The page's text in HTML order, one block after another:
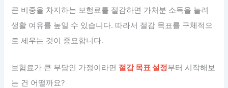
큰 비중을 차지하는 보험료를 절감하면 가처분 소득을 늘려
생활 여유를 높일 수 있습니다. 따라서 절감 목표를 구체적으
로 세우는 것이 중요합니다.
보험료가 큰 부담인 가정이라면 절감 목표 설정부터 시작해보
는 건 어떨까요?